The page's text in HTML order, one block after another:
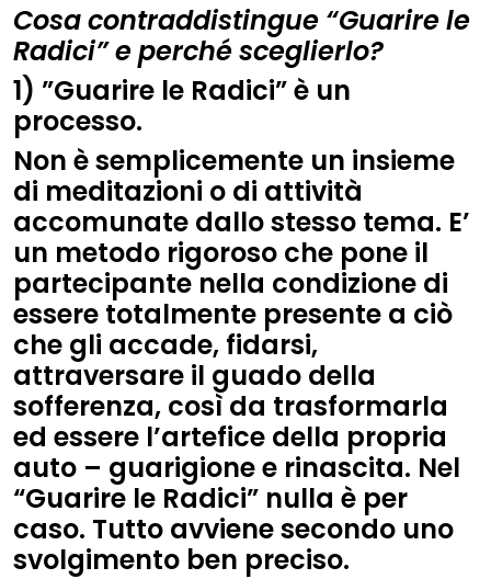
Cosa contraddistingue “Guarire le
Radici” e perché sceglierlo?
1) ”Guarire le Radici” è un
processo.
Non è semplicemente un insieme
di meditazioni o di attività
accomunate dallo stesso tema. E’
un metodo rigoroso che pone il
partecipante nella condizione di
essere totalmente presente a ciò
che gli accade, fidarsi,
attraversare il guado della
sofferenza, così da trasformarla
ed essere l’artefice della propria
auto – guarigione e rinascita. Nel
“Guarire le Radici” nulla è per
caso. Tutto avviene secondo uno
svolgimento ben preciso.